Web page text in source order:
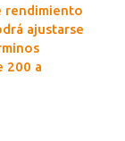
rendimiento
ajustarse
200 a